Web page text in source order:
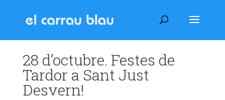
28 d’octubre. Festes de
Tardor a Sant Just
Desvern!